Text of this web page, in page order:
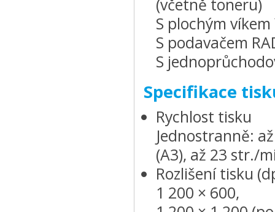
(včetně toneru)
S plochým
S podavačem
S
Specifikace
Rychlost tisku
Jednostranně:
(A3), až 23 str./
Rozlišení tisku
1 200 × 600,